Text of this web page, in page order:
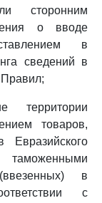
сторонним
о вводе
в
сведений в
территории
товаров,
таможенными
в
с